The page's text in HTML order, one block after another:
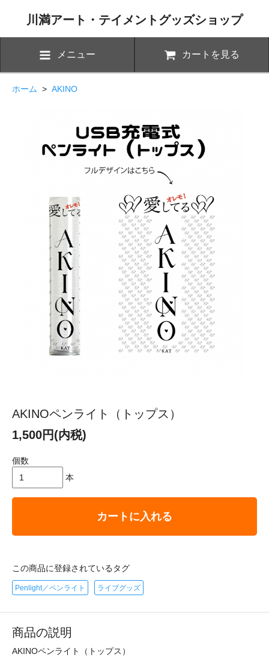
川満アート・テイメントグッズショップ
メニュー カートを見る
ホーム > AKINO
AKINOペンライト（トップス）
1,500円(内税)
個数
本
カートに入れる
この商品に登録されているタグ
Penlight／ペンライト ライブグッズ
商品の説明
AKINOペンライト（トップス）